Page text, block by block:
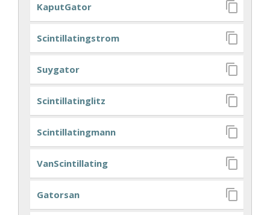
KaputGator
Scintillatingstrom
Suygator
Scintillatinglitz
Scintillatingmann
VanScintillating
Gatorsan